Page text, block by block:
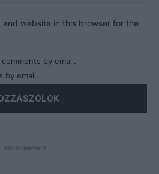
and website in this browser for the
by email.
by email.
- Advertisement -